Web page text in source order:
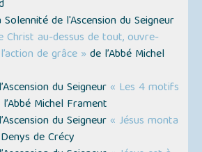
de l'Ascension du Seigneur
Christ au-dessus de tout, ouvre-
de grâce » de l’Abbé Michel
du Seigneur « Les 4 motifs
Michel Frament
du Seigneur « Jésus monta
de Crécy